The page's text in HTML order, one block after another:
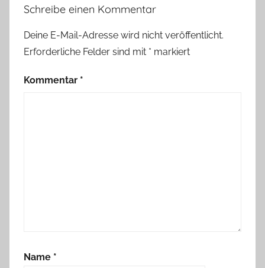
Schreibe einen Kommentar
Deine E-Mail-Adresse wird nicht veröffentlicht.
Erforderliche Felder sind mit * markiert
Kommentar *
Name *